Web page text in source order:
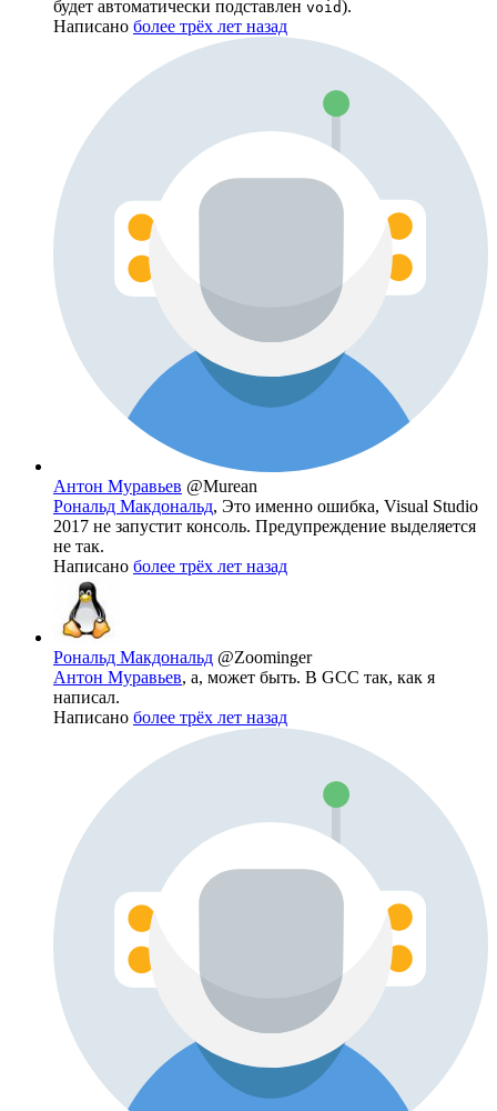
будет автоматически подставлен void).
Написано более трёх лет назад
Антон Муравьев @Murean
Рональд Макдональд, Это именно ошибка, Visual Studio
2017 не запустит консоль. Предупреждение выделяется
не так.
Написано более трёх лет назад
Рональд Макдональд @Zoominger
Антон Муравьев, а, может быть. В GCC так, как я
написал.
Написано более трёх лет назад